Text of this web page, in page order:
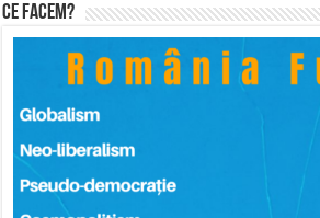
Ce facem?